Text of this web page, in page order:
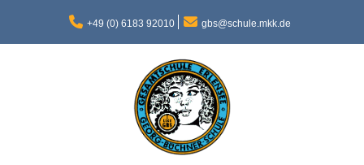
content
+49 (0) 6183 92010 gbs@schule.mkk.de